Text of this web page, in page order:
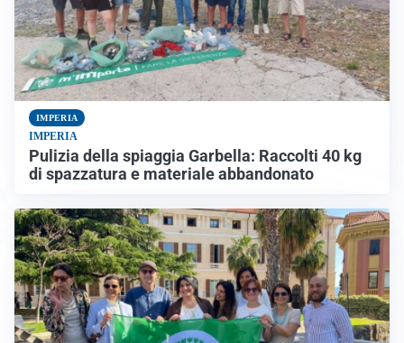
IMPERIA
IMPERIA
Pulizia della spiaggia Garbella: Raccolti 40 kg
di spazzatura e materiale abbandonato